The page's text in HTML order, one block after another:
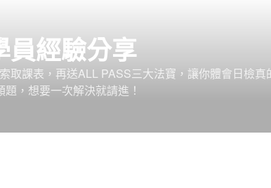
員經驗分享
取課表，再送ALL PASS三大法寶，讓你體會日檢
，想要一次解決就請進！